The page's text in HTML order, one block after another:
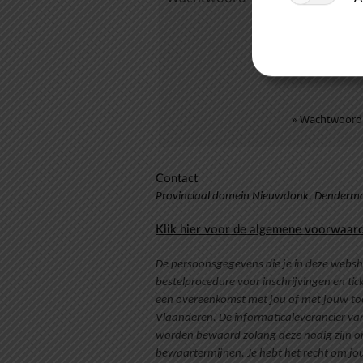
Onthoud
niet
»
Contact
Provinciaal domein Nieuwdonk,
Klik hier voor de algemene
De persoonsgegevens die je in deze
bestelprocedure voor inschrijvingen en
een overeenkomst met jou of met jouw
Vlaanderen. De informaticaleverancier
worden bewaard zolang deze nodig zijn
bewaartermijnen. Je hebt het recht om